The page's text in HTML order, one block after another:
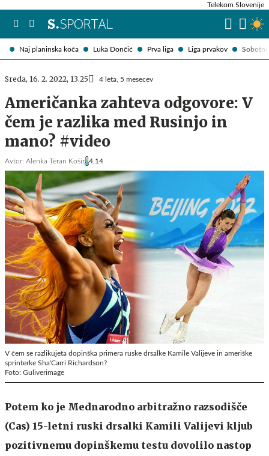
Naj planinska koča Luka Dončić Prva liga Liga prvakov Sobotni
Telekom Slovenije
Sreda, 16. 2. 2022, 13.25 4 leta, 5 mesecev
Američanka zahteva odgovore: V
čem je razlika med Rusinjo in
mano? #video
Avtor: Alenka Teran Košir 4,14
V čem se razlikujeta dopinška primera ruske drsalke Kamile Valijeve in ameriške
sprinterke Sha'Carri Richardson?
Foto: Guliverimage
Potem ko je Mednarodno arbitražno razsodišče
(Cas) 15-letni ruski drsalki Kamili Valijevi kljub
pozitivnemu dopinškemu testu dovolilo nastop